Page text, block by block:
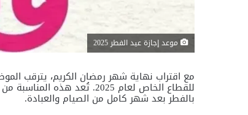
موعد إجازة عيد الفطر 2025
مع اقتراب نهاية شهر رمضان الكريم، يترقب
للقطاع الخاص لعام 2025.
بالفطر بعد شهر كامل من الصيام والعبادة.